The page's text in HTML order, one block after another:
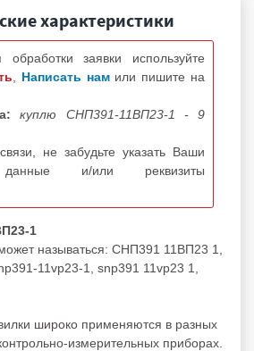
характеристики
обработки заявки используйте
Написать нам или пишите на
куплю СНП391-11ВП23-1 - 9
не забудьте указать Ваши
данные и/или реквизиты
1
называться: СНП391 11ВП23 1,
11vp23-1, snp391 11vp23 1,
широко применяются в разных
измерительных приборах.